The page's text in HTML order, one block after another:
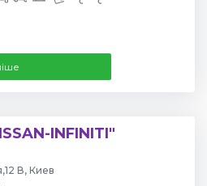
INFINITI"
В, Киев